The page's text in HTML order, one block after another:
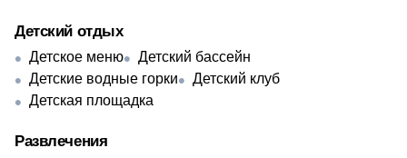
Детский отдых
Детское меню
Детский бассейн
Детские водные горки
Детский клуб
Детская площадка
Развлечения